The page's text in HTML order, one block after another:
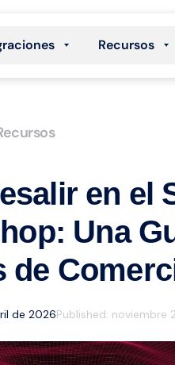
Recursos
en el
Una
de
de 2026Published: noviembre